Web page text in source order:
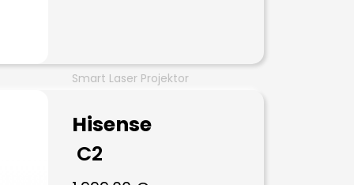
Smart Laser Projektor
Hisense
C2